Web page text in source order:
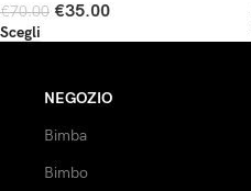
€70.00 €35.00
Scegli
NEGOZIO
Bimba
Bimbo